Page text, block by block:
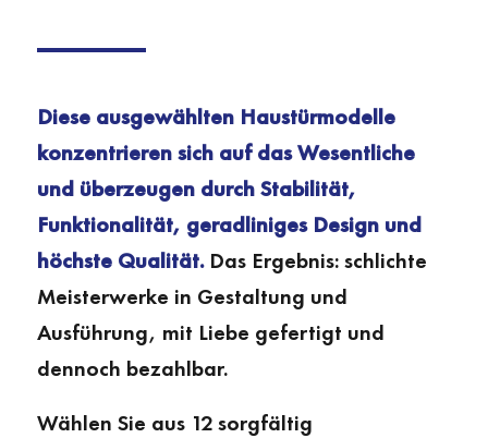
Diese ausgewählten Haustürmodelle
konzentrieren sich auf das Wesentliche
und überzeugen durch Stabilität,
Funktionalität, geradliniges Design und
höchste Qualität.Das Ergebnis: schlichte
Meisterwerke in Gestaltung und
Ausführung, mit Liebe gefertigt und
dennoch bezahlbar.
Wählen Sie aus 12 sorgfältig